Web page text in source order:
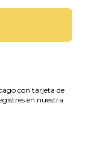
con tarjeta de
en nuestra